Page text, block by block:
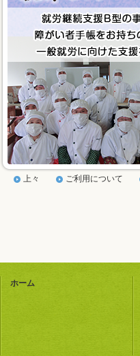
上々 ご利用について
ホーム